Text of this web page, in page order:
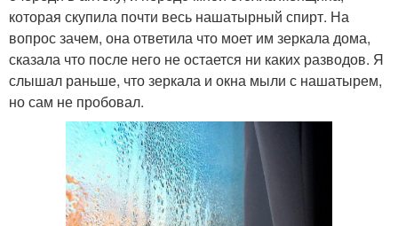
которая скупила почти весь нашатырный спирт. На
вопрос зачем, она ответила что моет им зеркала дома,
сказала что после него не остается ни каких разводов. Я
слышал раньше, что зеркала и окна мыли с нашатырем,
но сам не пробовал.